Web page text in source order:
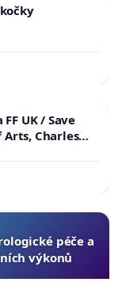
UK / Save
Charles
péče a
výkonů